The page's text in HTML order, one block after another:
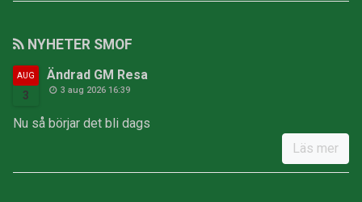
NYHETER SMOF
AUG
3
Ändrad GM Resa
3 aug 2026 16:39
Nu så börjar det bli dags
Läs mer